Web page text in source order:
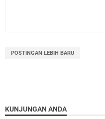
POSTINGAN LEBIH BARU
KUNJUNGAN ANDA